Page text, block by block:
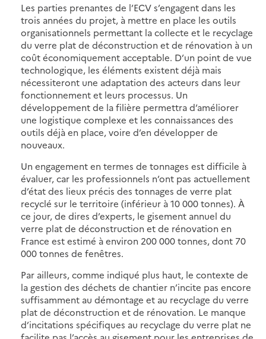
Les parties prenantes de l’ECV s’engagent dans les
trois années du projet, à mettre en place les outils
organisationnels permettant la collecte et le recyclage
du verre plat de déconstruction et de rénovation à un
coût économiquement acceptable. D’un point de vue
technologique, les éléments existent déjà mais
nécessiteront une adaptation des acteurs dans leur
fonctionnement et leurs processus. Un
développement de la filière permettra d’améliorer
une logistique complexe et les connaissances des
outils déjà en place, voire d’en développer de
nouveaux.
Un engagement en termes de tonnages est difficile à
évaluer, car les professionnels n’ont pas actuellement
d’état des lieux précis des tonnages de verre plat
recyclé sur le territoire (inférieur à 10 000 tonnes). À
ce jour, de dires d’experts, le gisement annuel du
verre plat de déconstruction et de rénovation en
France est estimé à environ 200 000 tonnes, dont 70
000 tonnes de fenêtres.
Par ailleurs, comme indiqué plus haut, le contexte de
la gestion des déchets de chantier n’incite pas encore
suffisamment au démontage et au recyclage du verre
plat de déconstruction et de rénovation. Le manque
d’incitations spécifiques au recyclage du verre plat ne